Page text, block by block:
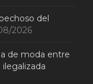
del
2026
de moda entre